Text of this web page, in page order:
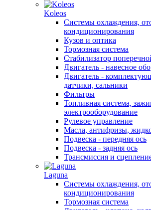
Koleos
Системы охлаждения,
кондиционирования
Кузов и оптика
Тормозная система
Стабилизатор
Двигатель - навесное
Двигатель -
датчики, сальники
Фильтры
Топливная система,
электрооборудование
Рулевое управление
Масла, антифризы,
Подвеска - передняя ось
Подвеска - задняя ось
Трансмиссия и
Laguna
Системы охлаждения,
кондиционирования
Тормозная система